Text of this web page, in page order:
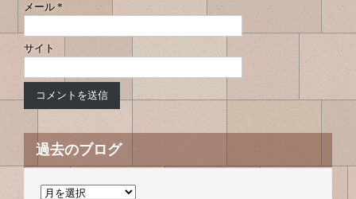
メール *
サイト
過去のブログ
過